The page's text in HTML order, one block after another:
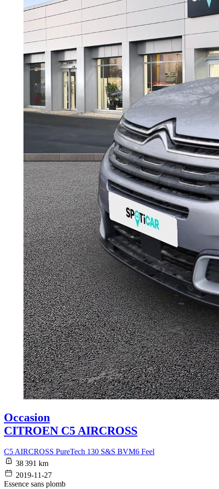
Occasion
CITROEN C5 AIRCROSS
C5 AIRCROSS PureTech 130 S&S BVM6 Feel
38 391 km
2019-11-27
Essence sans plomb